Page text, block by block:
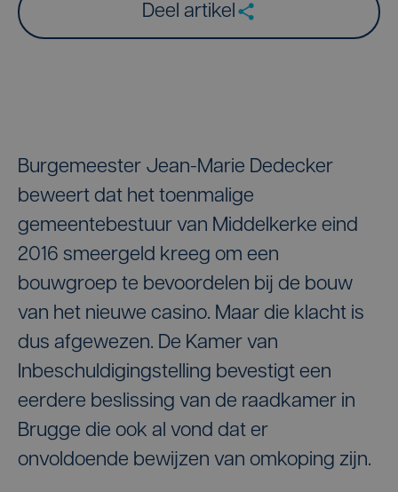
Deel artikel
Burgemeester Jean-Marie Dedecker
beweert dat het toenmalige
gemeentebestuur van Middelkerke eind
2016 smeergeld kreeg om een
bouwgroep te bevoordelen bij de bouw
van het nieuwe casino. Maar die klacht is
dus afgewezen. De Kamer van
Inbeschuldigingstelling bevestigt een
eerdere beslissing van de raadkamer in
Brugge die ook al vond dat er
onvoldoende bewijzen van omkoping zijn.